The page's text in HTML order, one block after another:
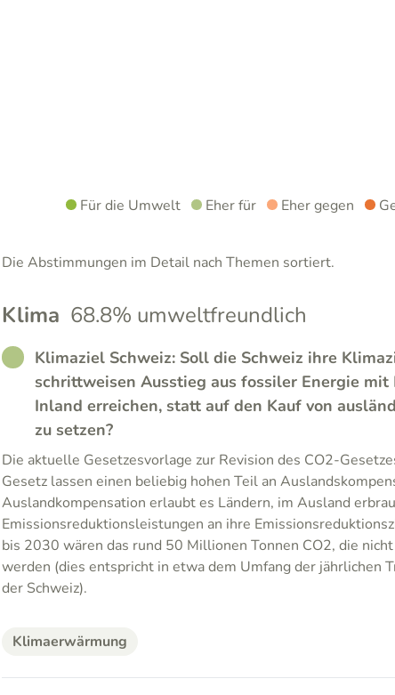
Für die Umwelt Eher für Eher gegen
Die Abstimmungen im Detail nach Themen sortiert.
Klima 68.8% umweltfreundlich
RATHER_GOOD
Klimaziel Schweiz: Soll die Schweiz ihre
schrittweisen Ausstieg aus fossiler Energie mit
Inland erreichen, statt auf den Kauf von
zu setzen?
Die aktuelle Gesetzesvorlage zur Revision des CO2-
Gesetz lassen einen beliebig hohen Teil an
Auslandkompensation erlaubt es Ländern, im Ausland
Emissionsreduktionsleistungen an ihre
bis 2030 wären das rund 50 Millionen Tonnen CO2, die
werden (dies entspricht in etwa dem Umfang der jährlichen
der Schweiz).
Klimaerwärmung